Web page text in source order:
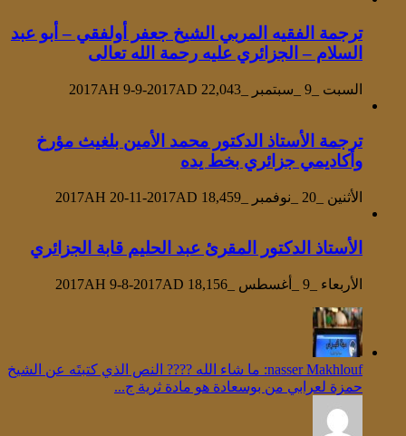
ترجمة الفقيه المربي الشيخ جعفر أولفقي – أبو عبد
السلام – الجزائري عليه رحمة الله تعالى
السبت _9 _سبتمبر _2017AH 9-9-2017AD 22,043
ترجمة الأستاذ الدكتور محمد الأمين بلغيث مؤرخ
وأكاديمي جزائري بخط يده
الأثنين _20 _نوفمبر _2017AH 20-11-2017AD 18,459
الأستاذ الدكتور المقرئ عبد الحليم قابة الجزائري
الأربعاء _9 _أغسطس _2017AH 9-8-2017AD 18,156
‪nasser Makhlouf‬‏: ما شاء الله ???? النص الذي كتبتَه عن الشيخ
حمزة لعرابي من بوسعادة هو مادة ثرية ج...